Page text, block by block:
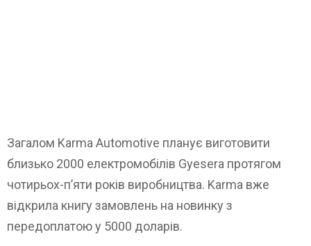
Загалом Karma Automotive планує виготовити
близько 2000 електромобілів Gyesera протягом
чотирьох-п’яти років виробництва. Karma вже
відкрила книгу замовлень на новинку з
передоплатою у 5000 доларів.